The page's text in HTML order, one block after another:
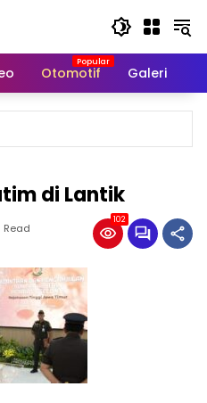
Otomotif Galeri
di Lantik
Read
102